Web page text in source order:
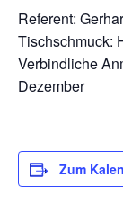
Referent:
Tischschmuck:
Verbindliche
Dezember
Zum